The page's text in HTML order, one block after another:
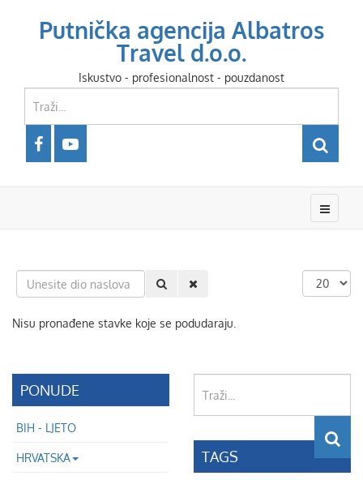
Putnička agencija Albatros
Travel d.o.o.
Iskustvo - profesionalnost - pouzdanost
Unesite
dio
naslova
Prikaz
#
Nisu pronađene stavke koje se podudaraju.
PONUDE
BIH - LJETO
HRVATSKA TAGS